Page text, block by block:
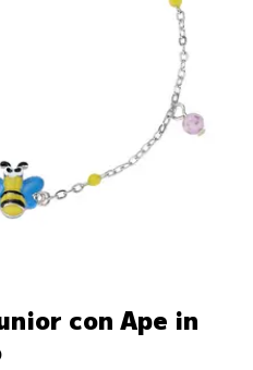
con Ape in